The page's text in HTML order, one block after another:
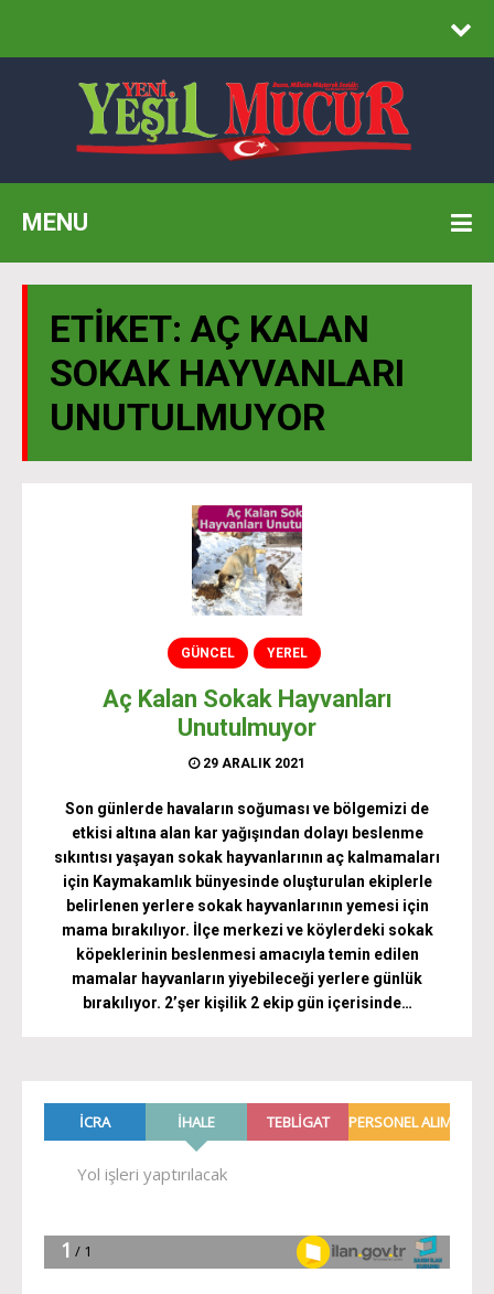
MENU
ETIKET: AÇ KALAN
SOKAK HAYVANLARI
UNUTULMUYOR
GÜNCEL YEREL
Aç Kalan Sokak Hayvanları
Unutulmuyor
29 ARALIK 2021
Son günlerde havaların soğuması ve bölgemizi de
etkisi altına alan kar yağışından dolayı beslenme
sıkıntısı yaşayan sokak hayvanlarının aç kalmamaları
için Kaymakamlık bünyesinde oluşturulan ekiplerle
belirlenen yerlere sokak hayvanlarının yemesi için
mama bırakılıyor. İlçe merkezi ve köylerdeki sokak
köpeklerinin beslenmesi amacıyla temin edilen
mamalar hayvanların yiyebileceği yerlere günlük
bırakılıyor. 2’şer kişilik 2 ekip gün içerisinde…